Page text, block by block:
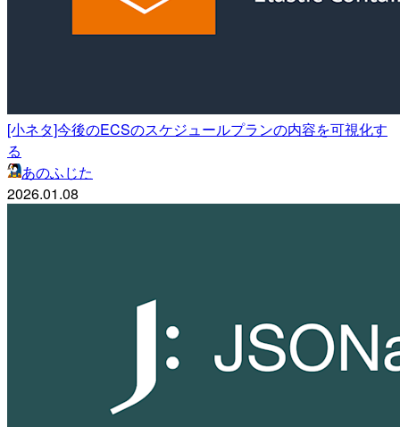
[小ネタ]今後のECSのスケジュールプランの内容を可視化す
る
あのふじた
2026.01.08